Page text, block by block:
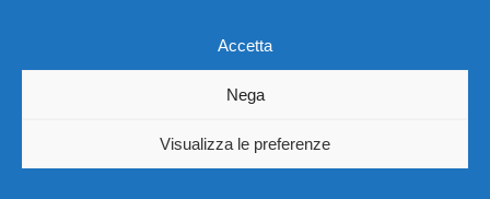
Accetta
Nega
Visualizza le preferenze
Seguici